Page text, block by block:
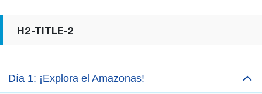
H2-TITLE-2
Día 1: ¡Explora el Amazonas!